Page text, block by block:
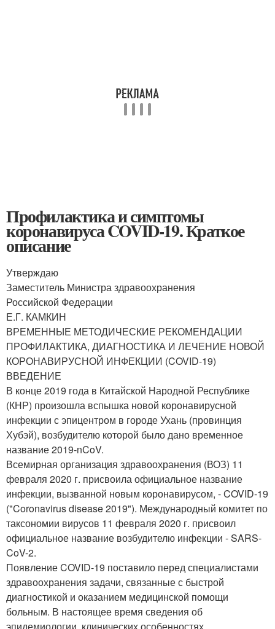
Профилактика и симптомы
коронавируса COVID-19. Краткое
описание
Утверждаю
Заместитель Министра здравоохранения
Российской Федерации
Е.Г. КАМКИН
ВРЕМЕННЫЕ МЕТОДИЧЕСКИЕ РЕКОМЕНДАЦИИ
ПРОФИЛАКТИКА, ДИАГНОСТИКА И ЛЕЧЕНИЕ НОВОЙ
КОРОНАВИРУСНОЙ ИНФЕКЦИИ (COVID-19)
ВВЕДЕНИЕ
В конце 2019 года в Китайской Народной Республике
(КНР) произошла вспышка новой коронавирусной
инфекции с эпицентром в городе Ухань (провинция
Хубэй), возбудителю которой было дано временное
название 2019-nCoV.
Всемирная организация здравоохранения (ВОЗ) 11
февраля 2020 г. присвоила официальное название
инфекции, вызванной новым коронавирусом, - COVID-19
("Coronavirus disease 2019"). Международный комитет по
таксономии вирусов 11 февраля 2020 г. присвоил
официальное название возбудителю инфекции - SARS-
CoV-2.
Появление COVID-19 поставило перед специалистами
здравоохранения задачи, связанные с быстрой
диагностикой и оказанием медицинской помощи
больным. В настоящее время сведения об